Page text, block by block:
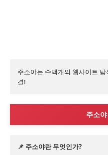
주소야는 수백개의 웹사이트
결!
주소
📌 주소야란 무엇인가?